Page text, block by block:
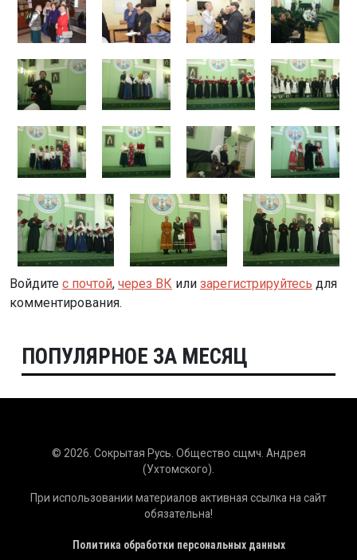
Войдите с почтой, через ВК или зарегистрируйтесь для
комментирования.
ПОПУЛЯРНОЕ ЗА МЕСЯЦ
© 2026. Сокрытая Русь. Общество сщмч. Андрея
(Ухтомского).
При использовании материалов активная ссылка на сайт
обязательна!
Политика обработки персональных данных